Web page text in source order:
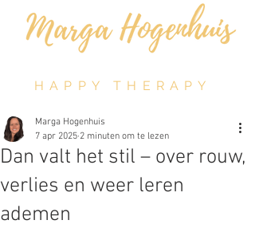
HAPPY THERAPY
Dan valt het stil – over rouw,
verlies en weer leren
ademen
Marga Hogenhuis
7 apr 2025 2 minuten om te lezen